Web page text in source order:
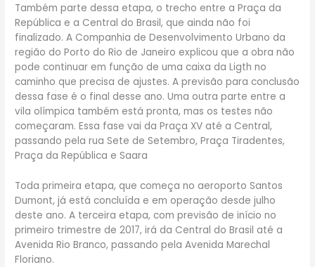
Também parte dessa etapa, o trecho entre a Praça da
República e a Central do Brasil, que ainda não foi
finalizado. A Companhia de Desenvolvimento Urbano da
região do Porto do Rio de Janeiro explicou que a obra não
pode continuar em função de uma caixa da Ligth no
caminho que precisa de ajustes. A previsão para conclusão
dessa fase é o final desse ano. Uma outra parte entre a
vila olímpica também está pronta, mas os testes não
começaram. Essa fase vai da Praça XV até a Central,
passando pela rua Sete de Setembro, Praça Tiradentes,
Praça da República e Saara
Toda primeira etapa, que começa no aeroporto Santos
Dumont, já está concluída e em operação desde julho
deste ano. A terceira etapa, com previsão de início no
primeiro trimestre de 2017, irá da Central do Brasil até a
Avenida Rio Branco, passando pela Avenida Marechal
Floriano.